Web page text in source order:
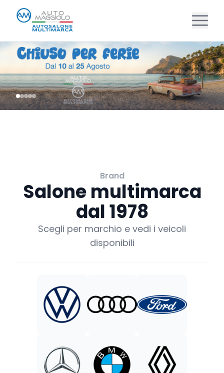
Brand
Salone multimarca
dal 1978
Scegli per marchio e vedi i veicoli
disponibili